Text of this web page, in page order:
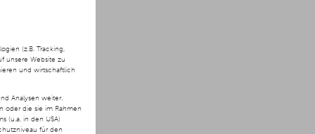
(z.B. Tracking,
unsere Website zu
und wirtschaftlich
Analysen weiter.
oder die sie im Rahmen
(u.a. in den USA)
für den